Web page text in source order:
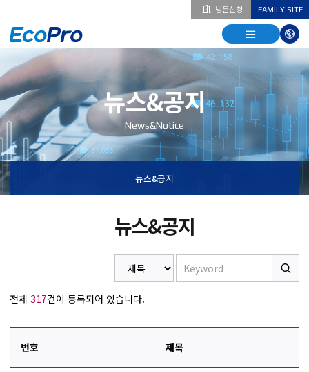
방문신청 FAMILY SITE
열기
열기
다국어
열기
뉴스&공지
News&Notice
뉴스&공지
뉴스&공지
전체 317건이 등록되어 있습니다.
번호 제목